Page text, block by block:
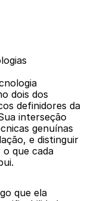
dois dos
definidores da
interseção
genuínas
e distinguir
que cada
que ela